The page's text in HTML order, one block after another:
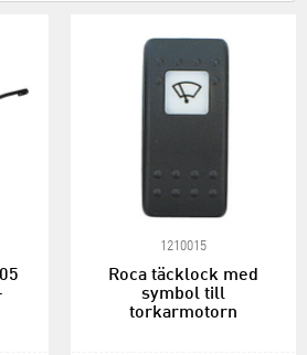
1210015
Roca täcklock med
symbol till
torkarmotorn